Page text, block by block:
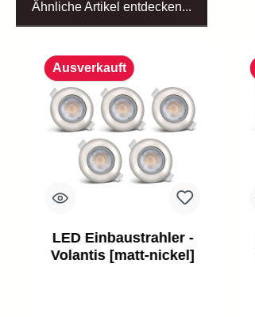
Ähnliche Artikel entdecken...
Ausverkauft
LED Einbaustrahler -
Volantis [matt-nickel]